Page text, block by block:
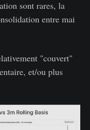
sont rares, la
entre mai
"couvert"
et/ou plus